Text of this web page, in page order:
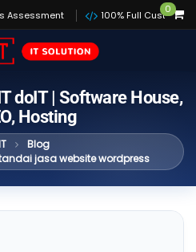
Assessment 100% Full Custom
0
doIT | Software House,
Hosting
Blog
jasa website wordpress